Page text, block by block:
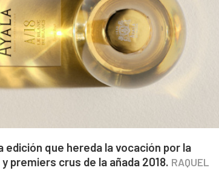
edición que hereda la vocación por la
premiers crus de la añada 2018. RAQUEL